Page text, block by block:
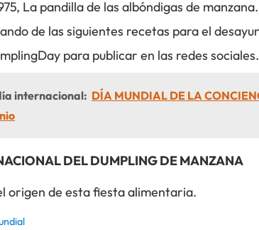
La pandilla de las albóndigas de manzana.
de las siguientes recetas para el
para publicar en las redes sociales.
internacional: DÍA MUNDIAL DE LA
DEL DUMPLING DE MANZANA
origen de esta fiesta alimentaria.